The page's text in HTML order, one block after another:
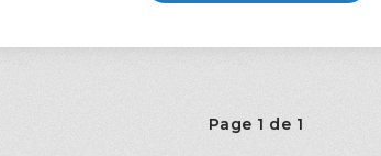
Page 1 de 1